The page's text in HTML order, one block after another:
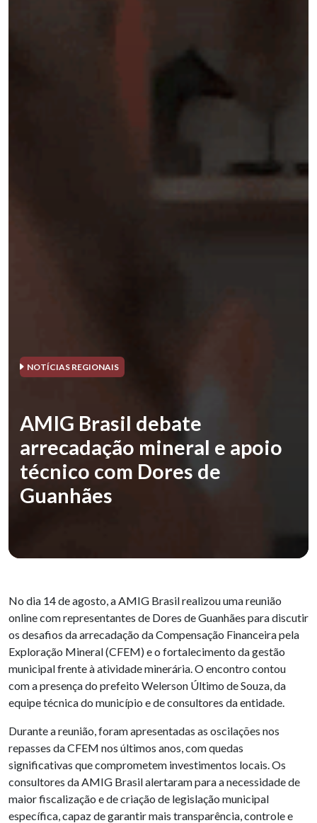
NOTÍCIAS REGIONAIS
AMIG Brasil debate
arrecadação mineral e apoio
técnico com Dores de
Guanhães
No dia 14 de agosto, a AMIG Brasil realizou uma reunião
online com representantes de Dores de Guanhães para discutir
os desafios da arrecadação da Compensação Financeira pela
Exploração Mineral (CFEM) e o fortalecimento da gestão
municipal frente à atividade minerária. O encontro contou
com a presença do prefeito Welerson Último de Souza, da
equipe técnica do município e de consultores da entidade.
Durante a reunião, foram apresentadas as oscilações nos
repasses da CFEM nos últimos anos, com quedas
significativas que comprometem investimentos locais. Os
consultores da AMIG Brasil alertaram para a necessidade de
maior fiscalização e de criação de legislação municipal
específica, capaz de garantir mais transparência, controle e